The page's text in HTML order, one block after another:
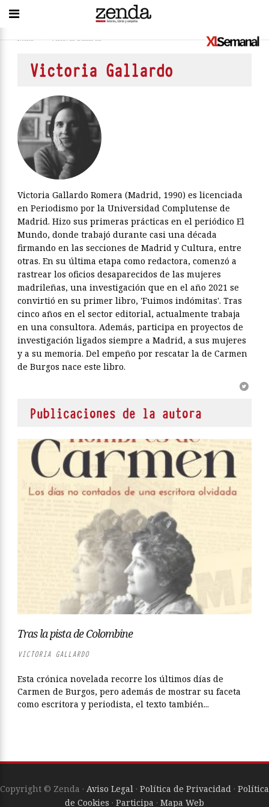
Inicio > Victoria Gallardo
Victoria Gallardo
Victoria Gallardo Romera (Madrid, 1990) es licenciada
en Periodismo por la Universidad Complutense de
Madrid. Hizo sus primeras prácticas en el periódico El
Mundo, donde trabajó durante casi una década
firmando en las secciones de Madrid y Cultura, entre
otras. En su última etapa como redactora, comenzó a
rastrear los oficios desaparecidos de las mujeres
madrileñas, una investigación que en el año 2021 se
convirtió en su primer libro, 'Fuimos indómitas'. Tras
cinco años en el sector editorial, actualmente trabaja
en una consultora. Además, participa en proyectos de
investigación ligados siempre a Madrid, a sus mujeres
y a su memoria. Del empeño por rescatar la de Carmen
de Burgos nace este libro.
Publicaciones de la autora
Tras la pista de Colombine
VICTORIA GALLARDO
Esta crónica novelada recorre los últimos días de
Carmen de Burgos, pero además de mostrar su faceta
como escritora y periodista, el texto también...
Copyright © Zenda · Aviso Legal · Política de Privacidad · Política
de Cookies · Participa · Mapa Web